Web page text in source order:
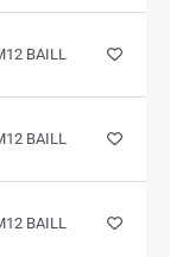
BAILL
BAILL
BAILL